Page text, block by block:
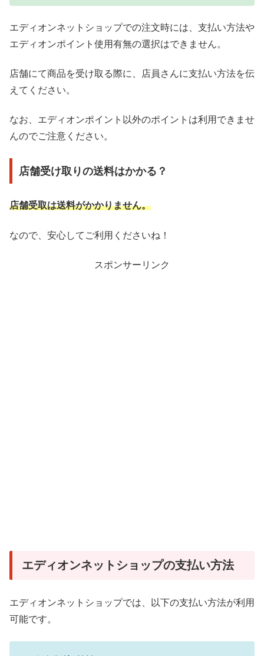
エディオンネットショップでの注文時には、支払い方法や
エディオンポイント使用有無の選択はできません。
店舗にて商品を受け取る際に、店員さんに支払い方法を伝
えてください。
なお、エディオンポイント以外のポイントは利用できませ
んのでご注意ください。
店舗受け取りの送料はかかる？
店舗受取は送料がかかりません。
なので、安心してご利用くださいね！
スポンサーリンク
エディオンネットショップの支払い方法
エディオンネットショップでは、以下の支払い方法が利用
可能です。